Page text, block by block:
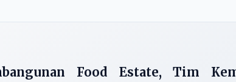
Food Estate, Tim